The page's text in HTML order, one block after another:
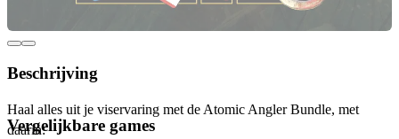
Beschrijving
Haal alles uit je viservaring met de Atomic Angler Bundle, met
daarin:
Vergelijkbare games